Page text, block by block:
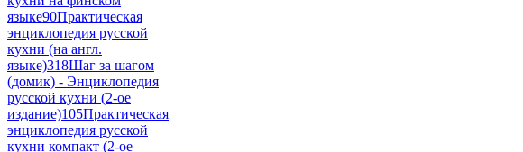
языке90Практическая
энциклопедия русской
кухни (на англ.
языке)318Шаг за шагом
(домик) - Энциклопедия
русской кухни (2-ое
издание)105Практическая
энциклопедия русской
кухни компакт (2-ое